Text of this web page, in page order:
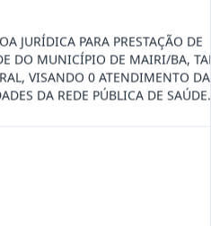
08/2026 Ver detalhes
do presente
JURÍDICA PARA PRESTAÇÃO DE
DO MUNICÍPIO DE MAIRI/BA,
VISANDO 0 ATENDIMENTO DA
DA REDE PÚBLICA DE SAÚDE.